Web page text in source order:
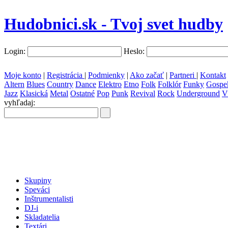
Hudobnici.sk - Tvoj svet hudby
Login: Heslo:
Moje konto | Registrácia | Podmienky | Ako začať | Partneri | Kontakt
Altern Blues Country Dance Elektro Etno Folk Folklór Funky Gospel
Jazz Klasická Metal Ostatné Pop Punk Revival Rock Underground
vyhľadaj:
Skupiny
Speváci
Inštrumentalisti
DJ-i
Skladatelia